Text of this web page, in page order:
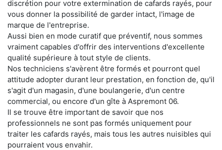
discrétion pour votre extermination de cafards rayés, pour
vous donner la possibilité de garder intact, l'image de
marque de l'entreprise.
Aussi bien en mode curatif que préventif, nous sommes
vraiment capables d'offrir des interventions d'excellente
qualité supérieure à tout style de clients.
Nos techniciens s'avèrent être formés et pourront quel
attitude adopter durant leur prestation, en fonction de, qu'il
s'agit d'un magasin, d'une boulangerie, d'un centre
commercial, ou encore d'un gîte à Aspremont 06.
Il se trouve être important de savoir que nos
professionnels ne sont pas formés uniquement pour
traiter les cafards rayés, mais tous les autres nuisibles qui
pourraient vous envahir.